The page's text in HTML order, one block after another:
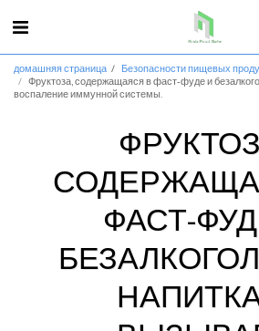
домашняя страница
Безопасности пищевых
Фруктоза, содержащаяся в фаст-фуде и
воспаление иммунной системы.
ФАСТ-